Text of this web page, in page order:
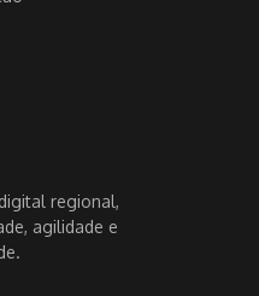
regional,
agilidade e